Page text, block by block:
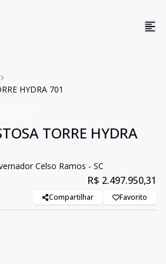
HYDRA 701
TORRE HYDRA
Celso Ramos - SC
R$ 2.497.950,31
Compartilhar Favorito